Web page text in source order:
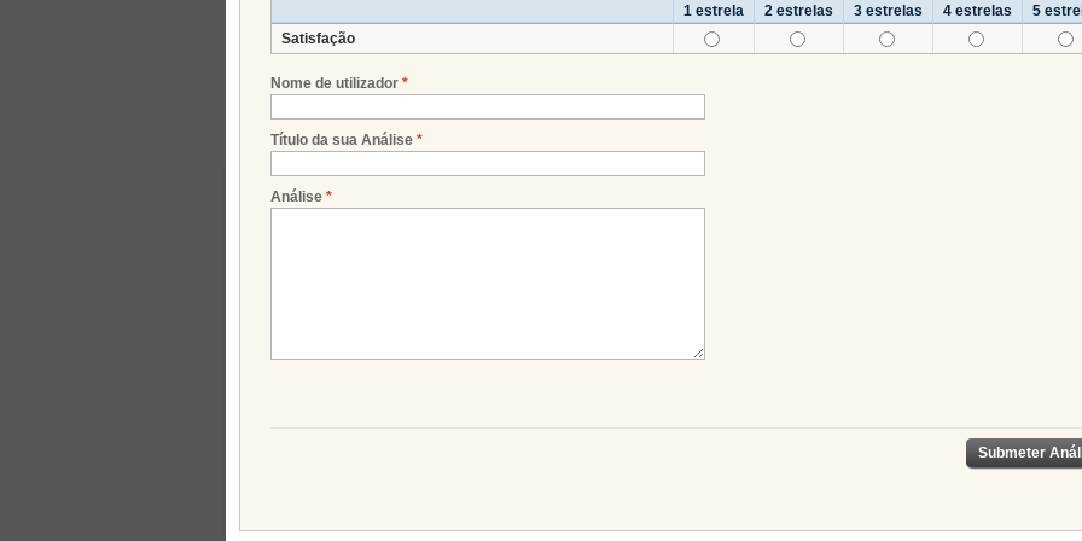
1 estrela
2 estrelas 3 estrelas 4 estrelas
5
Satisfação
*
Nome de utilizador
*
Título da sua Análise
*
Análise
Submeter